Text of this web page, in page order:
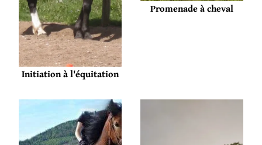
Initiation à l'équitation
Promenade à cheval